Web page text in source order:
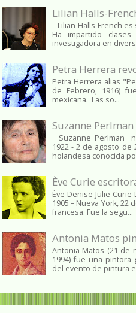
Lilian Halls-
Lilian Halls-French
Ha impartido
investigadora en
Petra Herrera
Petra Herrera alias
de Febrero, 1916)
mexicana. Las so...
Suzanne
Suzanne Perlman
1922 - 2 de agosto de
holandesa conocida
Ève Curie
Ève Denise Julie
1905 – Nueva York,
francesa. Fue la segu...
Antonia Matos
Antonia Matos (21 de
1994) fue una pintora
del evento de pintura